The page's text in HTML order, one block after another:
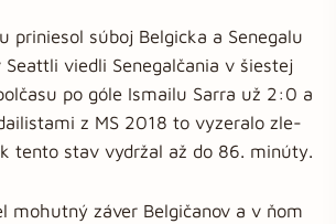
priniesol súboj Belgicka a Senegalu
viedli Senegalčania v šiestej
po góle Ismailu Sarra už 2:0 a
z MS 2018 to vyzeralo zle-
tento stav vydržal až do 86. minúty.
mohutný záver Belgičanov a v ňom